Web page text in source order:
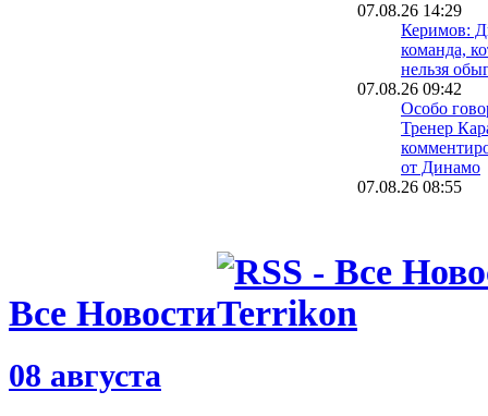
07.08.26 14:29
Керимов:
команда,
нельзя
07.08.26 09:42
Особо
Тренер
от Динамо
07.08.26 08:55
Матвей
Богу, мяч
Все Новости
08 августа